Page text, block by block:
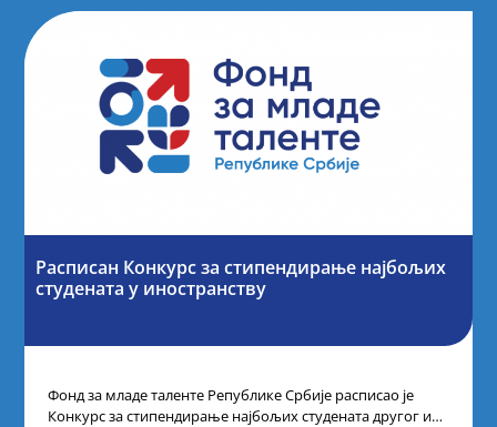
Расписан Конкурс за стипендирање најбољих
студената у иностранству
Фонд за младе таленте Републике Србије расписао је
Конкурс за стипендирање најбољих студената другог и